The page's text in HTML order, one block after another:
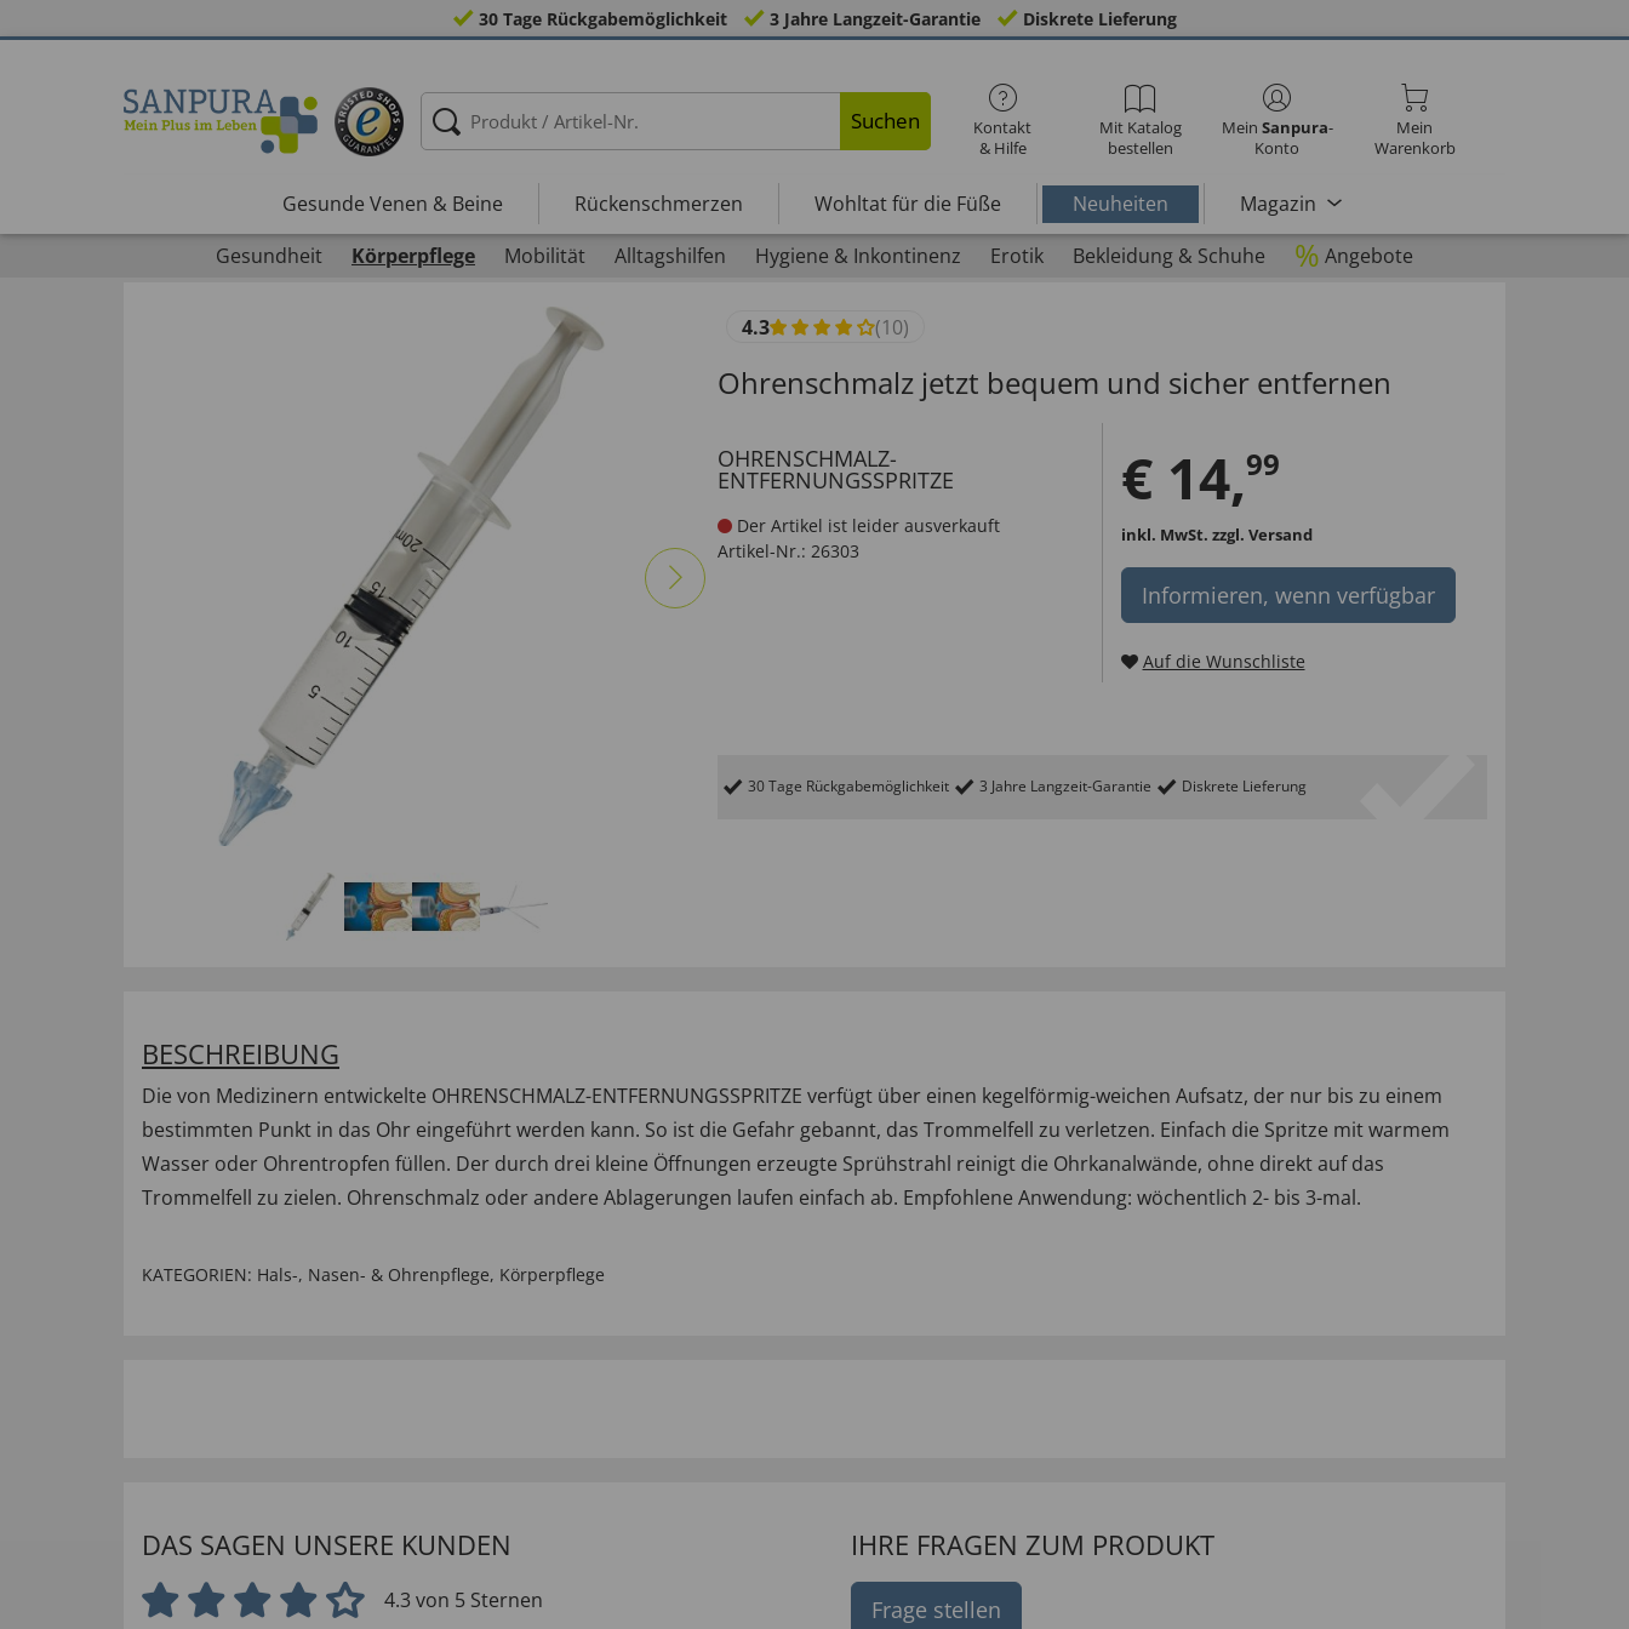
30 Tage Rückgabemöglichkeit 3 Jahre Langzeit-Garantie Diskrete Lieferung
Suchen
Kontakt
& Hilfe
Mit Katalog
bestellen
Mein Sanpura-
Konto
Mein
Warenkorb
Gesunde Venen & Beine Rückenschmerzen Wohltat für die Füße Neuheiten
Magazin
Gesundheit
Körperpflege Mobilität Alltagshilfen Hygiene & Inkontinenz Erotik Bekleidung & Schuhe % Angebote
4.3 (10)
Ohrenschmalz jetzt bequem und sicher entfernen
OHRENSCHMALZ-
ENTFERNUNGSSPRITZE
Der Artikel ist leider ausverkauft
Artikel-Nr.: 26303
€ 14,99
inkl. MwSt. zzgl. Versand
Informieren, wenn verfügbar
Auf die Wunschliste
30 Tage Rückgabemöglichkeit 3 Jahre Langzeit-Garantie Diskrete Lieferung
BESCHREIBUNG
Die von Medizinern entwickelte OHRENSCHMALZ-ENTFERNUNGSSPRITZE verfügt über einen kegelförmig-weichen Aufsatz, der nur bis zu einem
bestimmten Punkt in das Ohr eingeführt werden kann. So ist die Gefahr gebannt, das Trommelfell zu verletzen. Einfach die Spritze mit warmem
Wasser oder Ohrentropfen füllen. Der durch drei kleine Öffnungen erzeugte Sprühstrahl reinigt die Ohrkanalwände, ohne direkt auf das
Trommelfell zu zielen. Ohrenschmalz oder andere Ablagerungen laufen einfach ab. Empfohlene Anwendung: wöchentlich 2- bis 3-mal.
KATEGORIEN: Hals-, Nasen- & Ohrenpflege, Körperpflege
DAS SAGEN UNSERE KUNDEN
4.3 von 5 Sternen
IHRE FRAGEN ZUM PRODUKT
Frage stellen